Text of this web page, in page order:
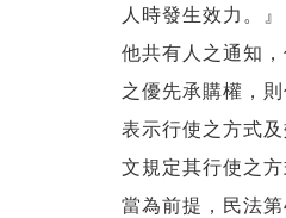
人時發生效力。
他共有人之通知
之優先承購權，
表示行使之方式
文規定其行使之
當為前提，民法